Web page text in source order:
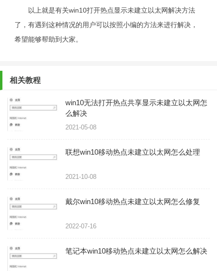
以上就是有关win10打开热点显示未建立以太网解决方法
了，有遇到这种情况的用户可以按照小编的方法来进行解决，
希望能够帮助到大家。
相关教程
win10无法打开热点共享显示未建立以太网怎
么解决
2021-05-08
联想win10移动热点未建立以太网怎么处理
2021-10-08
戴尔win10移动热点未建立以太网怎么修复
2022-07-16
笔记本win10移动热点未建立以太网怎么解决